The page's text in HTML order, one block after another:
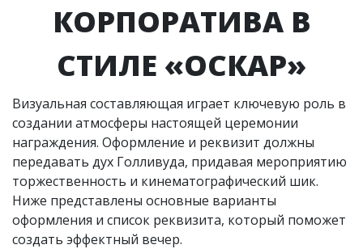
КОРПОРАТИВА В
СТИЛЕ «ОСКАР»
Визуальная составляющая играет ключевую роль в
создании атмосферы настоящей церемонии
награждения. Оформление и реквизит должны
передавать дух Голливуда, придавая мероприятию
торжественность и кинематографический шик.
Ниже представлены основные варианты
оформления и список реквизита, который поможет
создать эффектный вечер.